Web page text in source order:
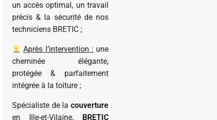
un accès optimal, un travail
précis & la sécurité de nos
techniciens BRETIC ;
Après l’intervention : une
cheminée élégante,
protégée & parfaitement
intégrée à la toiture ;
Spécialiste de la couverture
en Ille-et-Vilaine, BRETIC